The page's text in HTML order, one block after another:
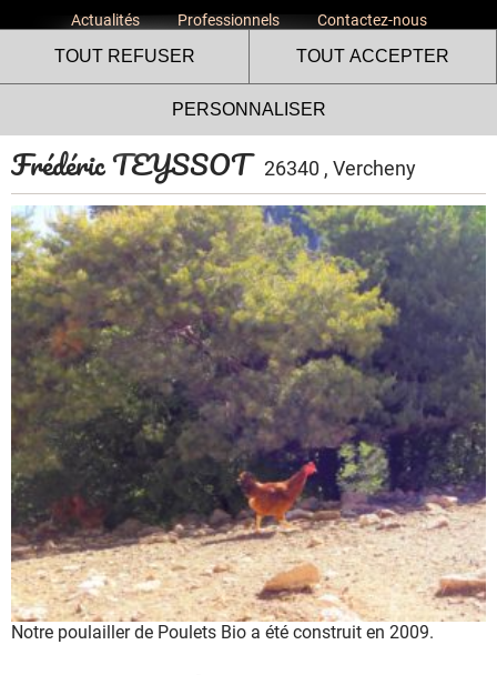
Actualités Professionnels Contactez-nous
Frédéric TEYSSOT 26340 , Vercheny
Notre poulailler de Poulets Bio a été construit en 2009.
Le site internet Volailles
Fermières de l’Ardèche utilise
des cookies !
Nous utilisons des cookies pour nous assurer du bon
fonctionnement de notre site et à des fins analytiques. Vous
pouvez changer d'avis à tout moment en cliquant sur l'icône
présente sur chaque page de notre site. En autorisant ces
services tiers, vous acceptez le dépôt et la lecture de
cookies et l'utilisation de technologies de suivi nécessaires
à leur bon fonctionnement.
Charte de confidentialité
TOUT REFUSER TOUT ACCEPTER
PERSONNALISER